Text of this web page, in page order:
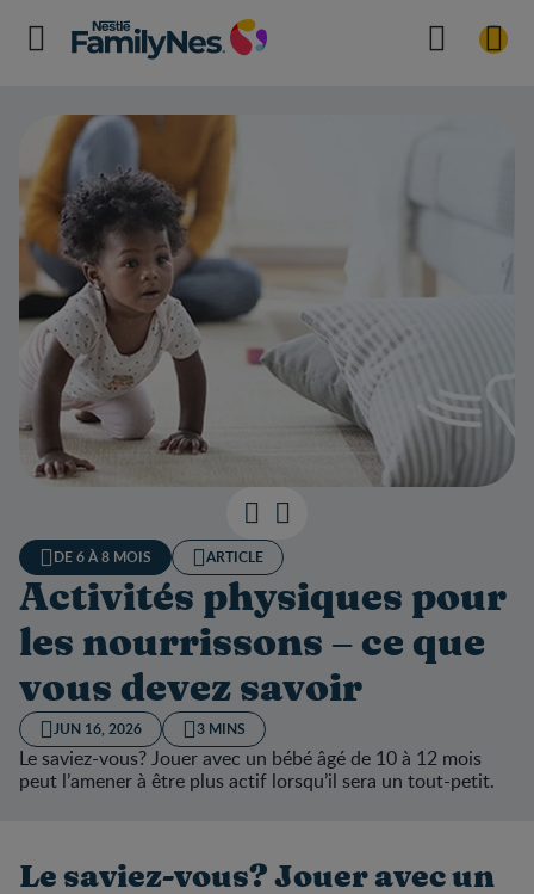
DE 6 À 8 MOIS ARTICLE
Activités physiques pour
les nourrissons – ce que
vous devez savoir
JUN 16, 2026 3 MINS
Le saviez-vous? Jouer avec un bébé âgé de 10 à 12 mois
peut l’amener à être plus actif lorsqu’il sera un tout-petit.
Le saviez-vous? Jouer avec un